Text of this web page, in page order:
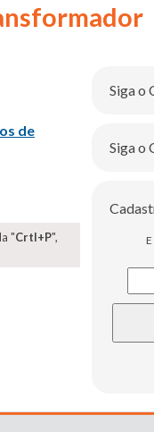
de
"Crtl+P",
Siga o
Siga o